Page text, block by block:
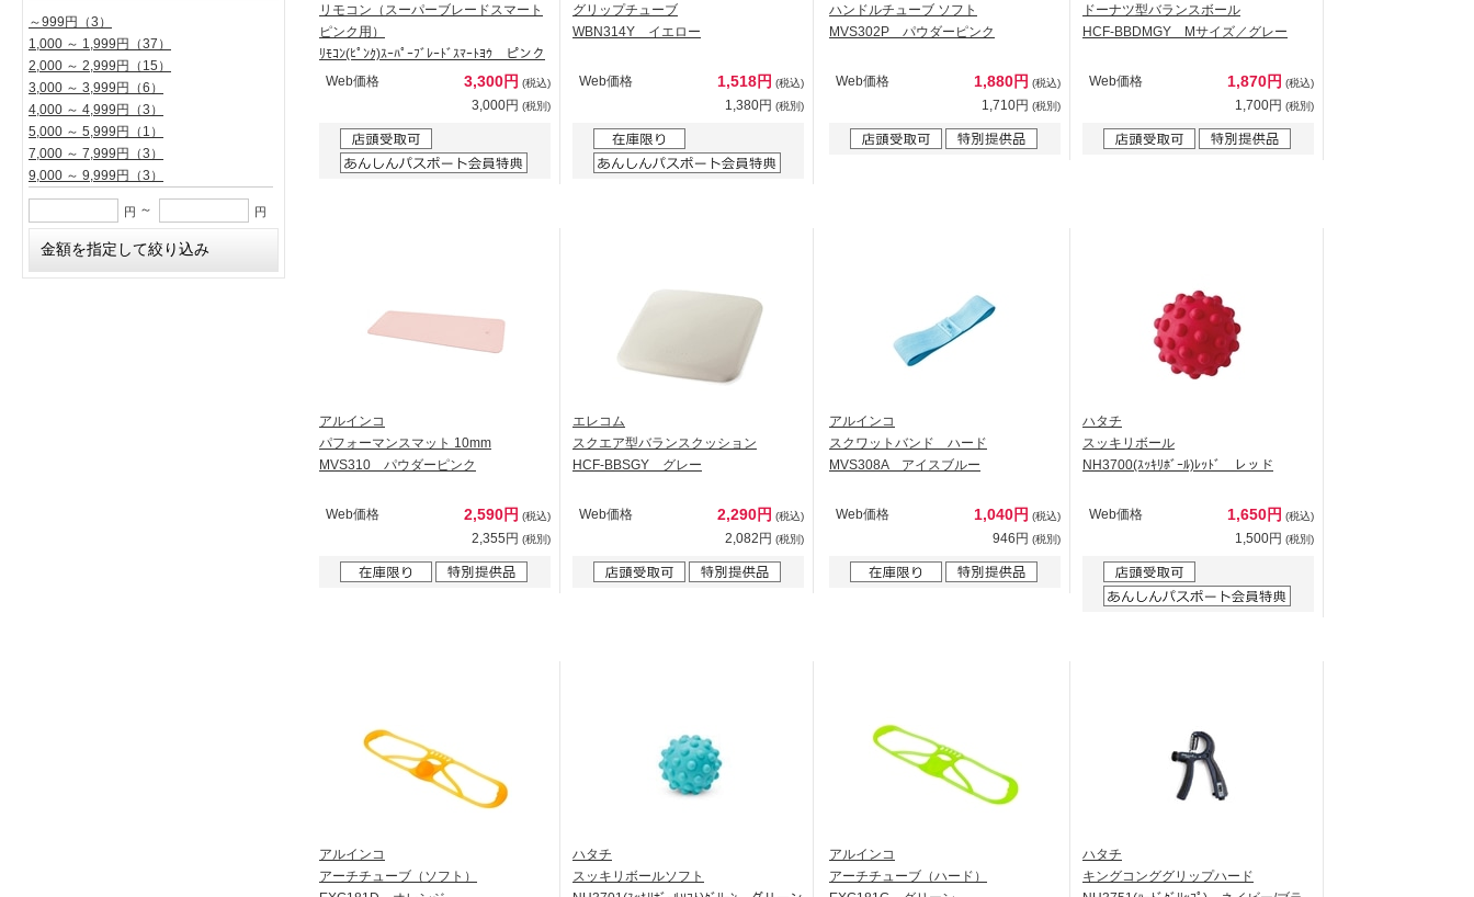
～999円
（3）
1,000 ～ 1,999円
（37）
2,000 ～ 2,999円
（15）
3,000 ～ 3,999円
（6）
4,000 ～ 4,999円
（3）
5,000 ～ 5,999円
（1）
7,000 ～ 7,999円
（3）
9,000 ～ 9,999円
（3）
円 ～ 円
リモコン（スーパーブレードスマート
ピンク用）
ﾘﾓｺﾝ(ﾋﾟﾝｸ)ｽｰﾊﾟｰﾌﾞﾚｰﾄﾞｽﾏｰﾄﾖｳ ピンク
Web価格
3,300円 (税込)
3,000円 (税別)
グリップチューブ
WBN314Y イエロー
Web価格 1,518円 (税込)
1,380円 (税別)
ハンドルチューブ ソフト
MVS302P パウダーピンク
Web価格 1,880円 (税込)
1,710円 (税別)
ドーナツ型バランスボール
HCF-BBDMGY Mサイズ／グレー
Web価格 1,870円 (税込)
1,700円 (税別)
アルインコ
パフォーマンスマット 10mm
MVS310 パウダーピンク
Web価格 2,590円 (税込)
2,355円 (税別)
エレコム
スクエア型バランスクッション
HCF-BBSGY グレー
Web価格 2,290円 (税込)
2,082円 (税別)
アルインコ
スクワットバンド ハード
MVS308A アイスブルー
Web価格 1,040円 (税込)
946円 (税別)
ハタチ
スッキリボール
NH3700(ｽｯｷﾘﾎﾞｰﾙ)ﾚｯﾄﾞ レッド
Web価格 1,650円 (税込)
1,500円 (税別)
アルインコ
アーチチューブ（ソフト）
ハタチ
スッキリボールソフト
アルインコ
アーチチューブ（ハード）
ハタチ
キングコンググリップハード